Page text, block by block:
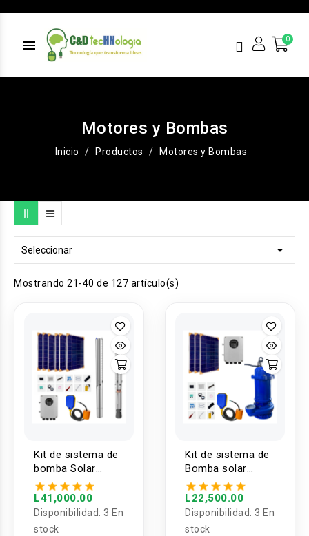
menu
Motores y Bombas
Inicio Productos Motores y Bombas
Seleccionar 
Mostrando 21-40 de 127 artículo(s)
Kit de sistema de
bomba Solar
sumergible
multietapa con
controlador MPTT
280V 2200W
L41,000.00
Disponibilidad: 3 En
stock
Kit de sistema de
Bomba solar
Sumergible para
aguas residuales
110V 1100W 2''
L22,500.00
Disponibilidad: 3 En
stock